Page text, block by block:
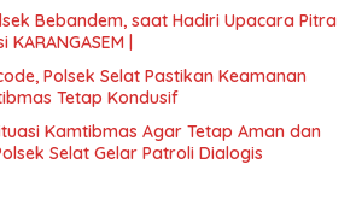
Bebandem, saat Hadiri Upacara Pitra
Yadnya di Dua Lokasi ​KARANGASEM |
Polsek Selat Pastikan Keamanan
Tetap Kondusif
Kamtibmas Agar Tetap Aman dan
Selat Gelar Patroli Dialogis